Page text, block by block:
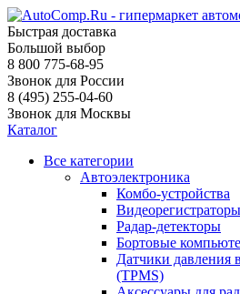
Быстрая доставка
Большой выбор
8 800 775-68-95
Звонок для России
8 (495) 255-04-60
Звонок для Москвы
Каталог
Все категории
Автоэлектроника
Комбо-устройства
Видеорегистраторы
Радар-детекторы
Бортовые
Датчики давления
(TPMS)